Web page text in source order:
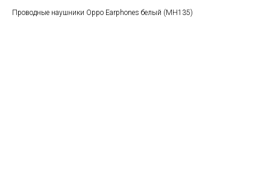
Проводные наушники Oppo Earphones белый (MH135)